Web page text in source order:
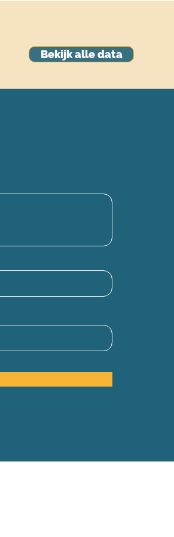
Bekijk alle data